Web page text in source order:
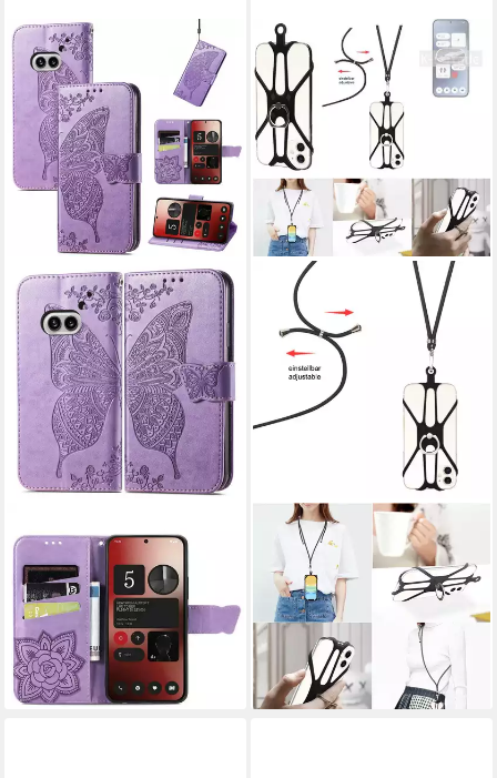
Handyhülle Für Nothing
Phone 2a / Plus Book Wallet
Schmetterling Design Tasche
14,95 €
lieferbar - in 2-3 Werktagen bei dir
K-S-TRADE
Handyhülle für Nothing Phone
(2a), 3in1 Handykette
Handyband Handykordel
Halsband Smartphone-Ring
22,50 €
lieferbar - in 4-5 Werktagen bei dir